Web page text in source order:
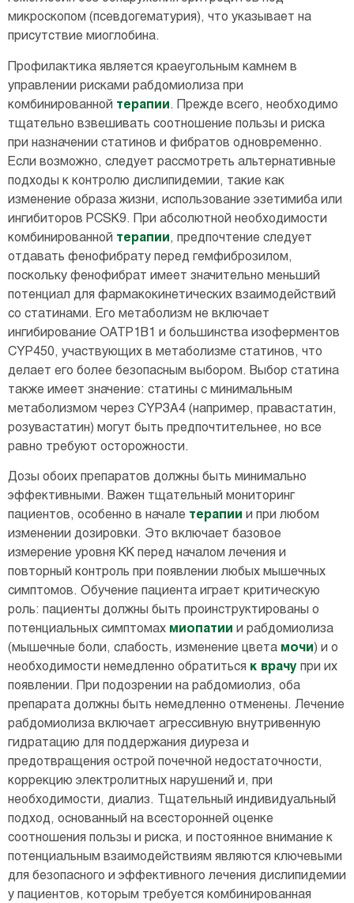
микроскопом (псевдогематурия), что указывает на
присутствие миоглобина.
Профилактика является краеугольным камнем в
управлении рисками рабдомиолиза при
комбинированной терапии . Прежде всего, необходимо
тщательно взвешивать соотношение пользы и риска
при назначении статинов и фибратов одновременно.
Если возможно, следует рассмотреть альтернативные
подходы к контролю дислипидемии, такие как
изменение образа жизни, использование эзетимиба или
ингибиторов PCSK9. При абсолютной необходимости
комбинированной терапии , предпочтение следует
отдавать фенофибрату перед гемфиброзилом,
поскольку фенофибрат имеет значительно меньший
потенциал для фармакокинетических взаимодействий
со статинами. Его метаболизм не включает
ингибирование OATP1B1 и большинства изоферментов
CYP450, участвующих в метаболизме статинов, что
делает его более безопасным выбором. Выбор статина
также имеет значение: статины с минимальным
метаболизмом через CYP3A4 (например, правастатин,
розувастатин) могут быть предпочтительнее, но все
равно требуют осторожности.
Дозы обоих препаратов должны быть минимально
эффективными. Важен тщательный мониторинг
пациентов, особенно в начале терапии и при любом
изменении дозировки. Это включает базовое
измерение уровня КК перед началом лечения и
повторный контроль при появлении любых мышечных
симптомов. Обучение пациента играет критическую
роль: пациенты должны быть проинструктированы о
потенциальных симптомах миопатии и рабдомиолиза
(мышечные боли, слабость, изменение цвета мочи) и о
необходимости немедленно обратиться к врачу при их
появлении. При подозрении на рабдомиолиз, оба
препарата должны быть немедленно отменены. Лечение
рабдомиолиза включает агрессивную внутривенную
гидратацию для поддержания диуреза и
предотвращения острой почечной недостаточности,
коррекцию электролитных нарушений и, при
необходимости, диализ. Тщательный индивидуальный
подход, основанный на всесторонней оценке
соотношения пользы и риска, и постоянное внимание к
потенциальным взаимодействиям являются ключевыми
для безопасного и эффективного лечения дислипидемии
у пациентов, которым требуется комбинированная